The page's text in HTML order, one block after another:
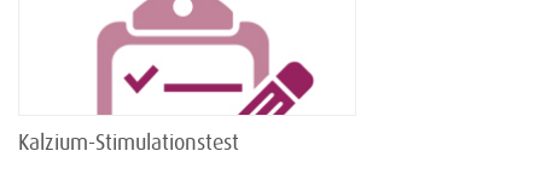
Kalzium-Stimulationstest